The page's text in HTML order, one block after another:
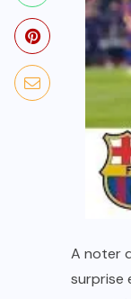
A noter
surprise